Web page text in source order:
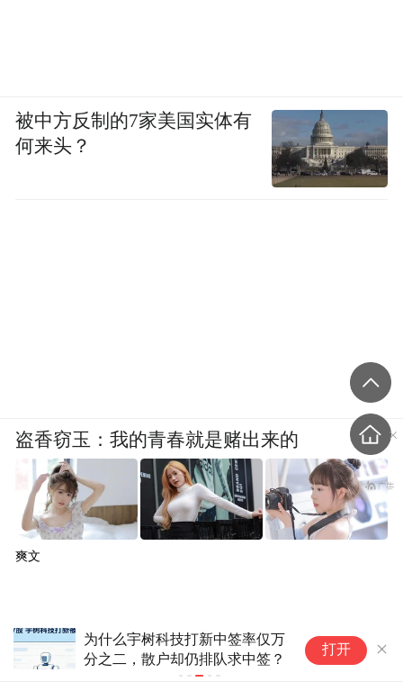
为什么宇树科技打新中签率仅万
分之二，散户却仍排队求中签？
打开
被中方反制的7家美国实体有
何来头？
盗香窃玉：我的青春就是赌出来的
爽文